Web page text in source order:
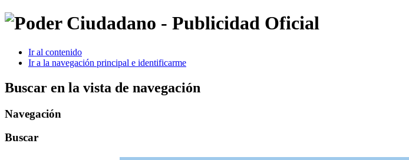
Ir al contenido
Ir a la navegación principal e identificarme
Buscar en la vista de navegación
Navegación
Buscar